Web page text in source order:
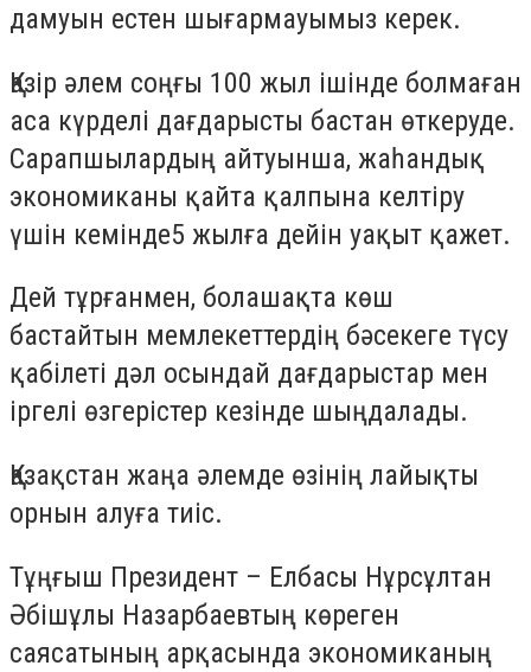
дамуын естен шығармауымыз керек.
Қазір әлем соңғы 100 жыл ішінде болмаған
аса күрделі дағдарысты бастан өткеруде.
Сарапшылардың айтуынша, жаһандық
экономиканы қайта қалпына келтіру
үшін кемінде5 жылға дейін уақыт қажет.
Дей тұрғанмен, болашақта көш
бастайтын мемлекеттердің бәсекеге түсу
қабілеті дәл осындай дағдарыстар мен
іргелі өзгерістер кезінде шыңдалады.
Қазақстан жаңа әлемде өзінің лайықты
орнын алуға тиіс.
Тұңғыш Президент – Елбасы Нұрсұлтан
Әбішұлы Назарбаевтың көреген
саясатының арқасында экономиканың